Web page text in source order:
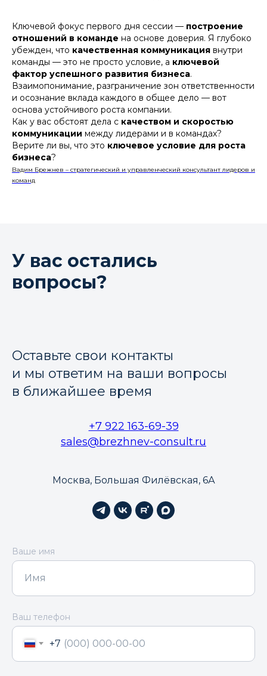
Ключевой фокус первого дня сессии — построение
отношений в команде на основе доверия. Я глубоко
убежден, что качественная коммуникация внутри
команды — это не просто условие, а ключевой
фактор успешного развития бизнеса.
Взаимопонимание, разграничение зон ответственности
и осознание вклада каждого в общее дело — вот
основа устойчивого роста компании.
Как у вас обстоят дела с качеством и скоростью
коммуникации между лидерами и в командах?
Верите ли вы, что это ключевое условие для роста
бизнеса?
Вадим Брежнев – стратегический и управленческий консультант лидеров и
команд
У вас остались
вопросы?
Оставьте свои контакты
и мы ответим на ваши вопросы
в ближайшее время
+7 922 163-69-39
sales@brezhnev-consult.ru
Москва, Большая Филёвская, 6А
Ваше имя
Ваш телефон
+7